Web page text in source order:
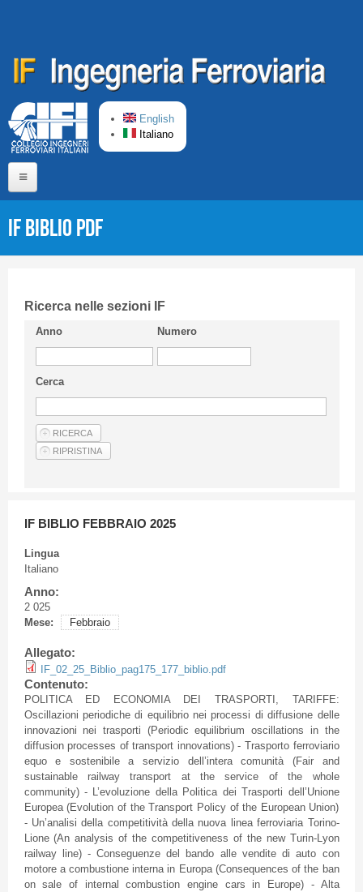
English
Italiano
CIFI in breve
Linee Guida
Privacy Policy
Articoli
IF Biblio PDF
Ricerca nelle sezioni IF
Anno Numero
Cerca
IF BIBLIO FEBBRAIO 2025
Lingua
Italiano
Anno:
2 025
Mese:
Febbraio
Allegato:
IF_02_25_Biblio_pag175_177_biblio.pdf
Contenuto:
POLITICA ED ECONOMIA DEI TRASPORTI, TARIFFE:
Oscillazioni periodiche di equilibrio nei processi di diffusione delle
innovazioni nei trasporti (Periodic equilibrium oscillations in the
diffusion processes of transport innovations) - Trasporto ferroviario
equo e sostenibile a servizio dell’intera comunità (Fair and
sustainable railway transport at the service of the whole
community) - L’evoluzione della Politica dei Trasporti dell’Unione
Europea (Evolution of the Transport Policy of the European Union)
- Un’analisi della competitività della nuova linea ferroviaria Torino-
Lione (An analysis of the competitiveness of the new Turin-Lyon
railway line) - Conseguenze del bando alle vendite di auto con
motore a combustione interna in Europa (Consequences of the ban
on sale of internal combustion engine cars in Europe) - Alta